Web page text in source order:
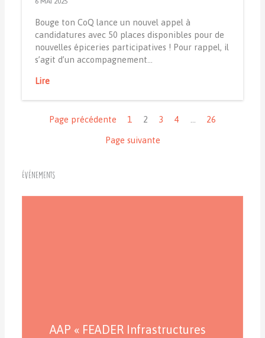
Bouge ton CoQ lance un nouvel appel à
candidatures avec 50 places disponibles pour de
nouvelles épiceries participatives ! Pour rappel, il
s’agit d’un accompagnement…
Lire
Page précédente
1 2 3 4 26
Page suivante
Événements
AAP « FEADER Infrastructures